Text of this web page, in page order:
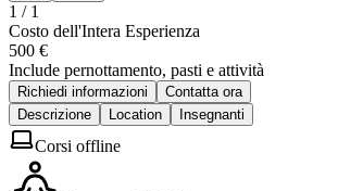
1 / 1
Costo dell'Intera Esperienza
500 €
Include pernottamento, pasti e attività
Richiedi informazioni
Contatta ora
Descrizione
Location Insegnanti
Corsi offline